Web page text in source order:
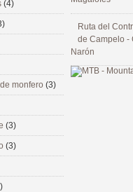
Ruta del
de Campelo -
Narón
(4)
monfero (3)
(3)
(3)